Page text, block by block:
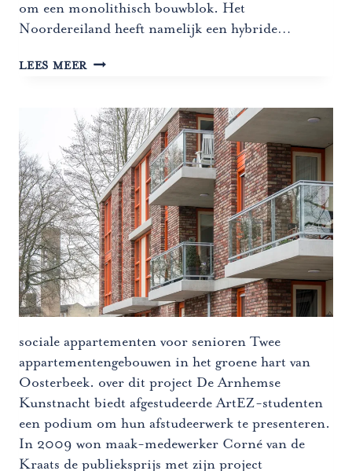
om een monolithisch bouwblok. Het
Noordereiland heeft namelijk een hybride…
LEES MEER HYBRIDE
sociale appartementen voor senioren Twee
appartementengebouwen in het groene hart van
Oosterbeek. over dit project De Arnhemse
Kunstnacht biedt afgestudeerde ArtEZ-studenten
een podium om hun afstudeerwerk te presenteren.
In 2009 won maak-medewerker Corné van de
Kraats de publieksprijs met zijn project